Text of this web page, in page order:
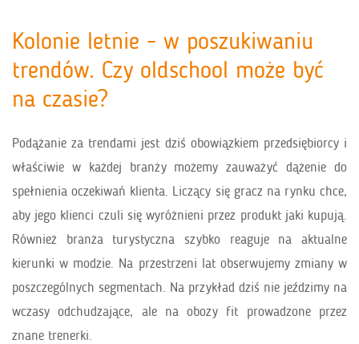
Kolonie letnie - w poszukiwaniu
trendów. Czy oldschool może być
na czasie?
Podążanie za trendami jest dziś obowiązkiem przedsiębiorcy i
właściwie w każdej branży możemy zauważyć dążenie do
spełnienia oczekiwań klienta. Liczący się gracz na rynku chce,
aby jego klienci czuli się wyróżnieni przez produkt jaki kupują.
Również branża turystyczna szybko reaguje na aktualne
kierunki w modzie. Na przestrzeni lat obserwujemy zmiany w
poszczególnych segmentach. Na przykład dziś nie jeździmy na
wczasy odchudzające, ale na obozy fit prowadzone przez
znane trenerki.